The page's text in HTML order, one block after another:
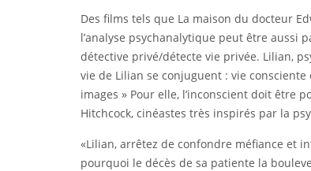
Des films tels que La maison du docteur
l’analyse psychanalytique peut être aussi
détective privé/détecte vie privée. Lilian,
vie de Lilian se conjuguent : vie consciente
images » Pour elle, l’inconscient doit être
Hitchcock, cinéastes très inspirés par la
«Lilian, arrêtez de confondre méfiance et
pourquoi le décès de sa patiente la